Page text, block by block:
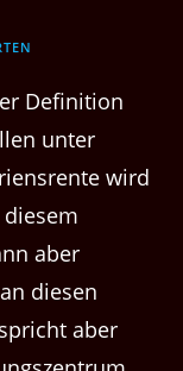
Definition
unter
wird
aber
diesen
aber